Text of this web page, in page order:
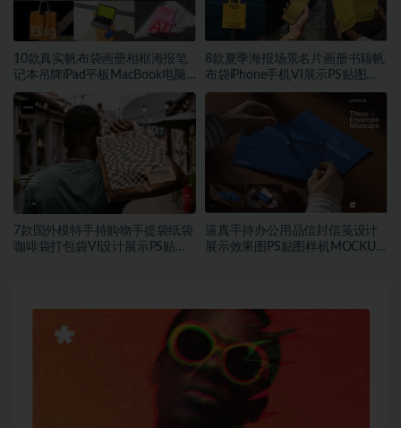
10款真实帆布袋画册相框海报笔
记本吊牌iPad平板MacBook电脑
Vi贴图PSD样机模板
8款夏季海报场景名片画册书籍帆
布袋iPhone手机VI展示PS贴图样
机模板
7款国外模特手持购物手提袋纸袋
咖啡袋打包袋VI设计展示PS贴图
逼真手持办公用品信封信笺设计
展示效果图PS贴图样机MOCKUP